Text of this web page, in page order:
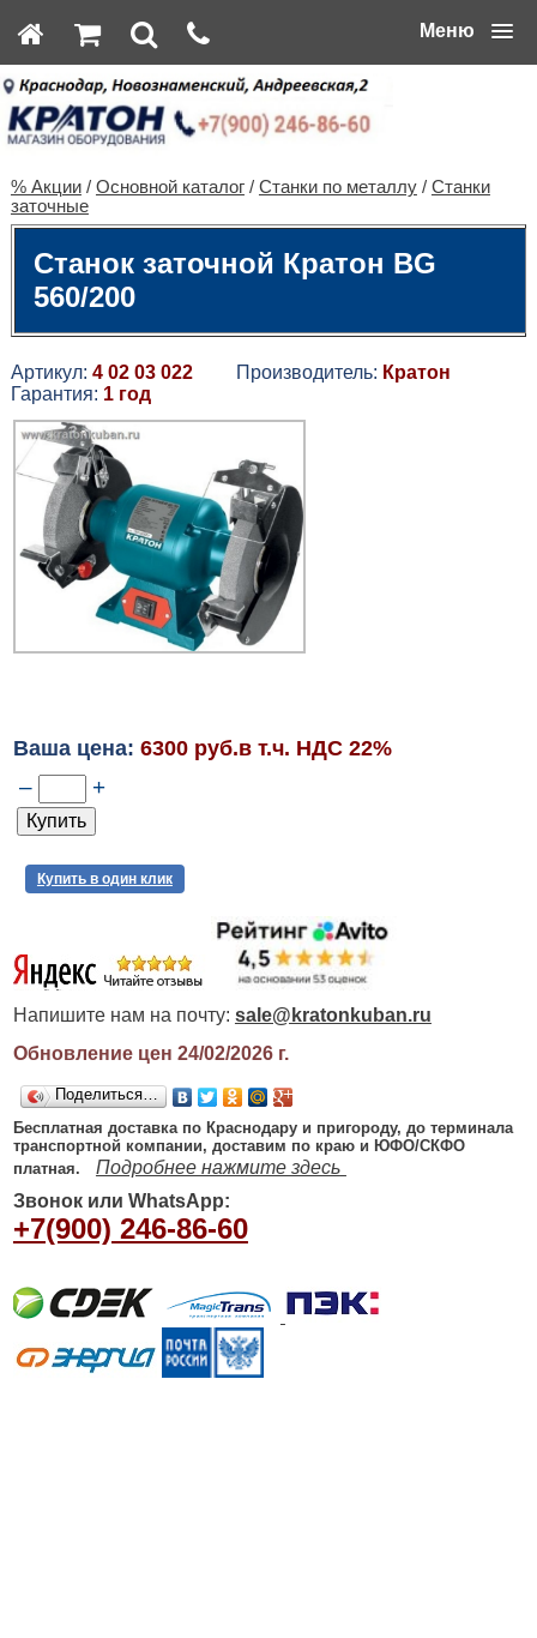
Меню
% Акции/ Основной каталог/ Станки по металлу/ Станки
заточные
Станок заточной Кратон BG
560/200
Артикул: 4 02 03 022Производитель: Кратон
Гарантия: 1 год
Ваша цена: 6300 руб.в т.ч. НДС 22%
– +
Купить в один клик
Напишите нам на почту: sale@kratonkuban.ru
Обновление цен 24/02/2026г.
Поделиться…
Бесплатная доставка по Краснодару и пригороду, до терминала
транспортной компании, доставим по краю и ЮФО/СКФО
платная.
Подробнее нажмите здесь
Звонок или WhatsApp:
+7(900) 246-86-60